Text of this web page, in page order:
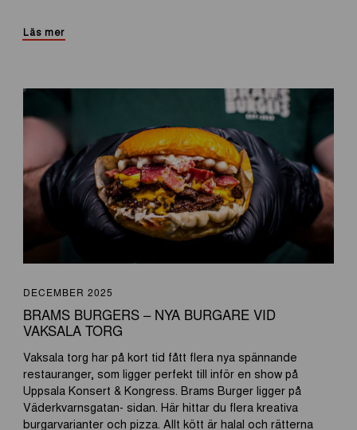
Läs mer
DECEMBER 2025
BRAMS BURGERS – NYA BURGARE VID
VAKSALA TORG
Vaksala torg har på kort tid fått flera nya spännande
restauranger, som ligger perfekt till inför en show på
Uppsala Konsert & Kongress. Brams Burger ligger på
Väderkvarnsgatan- sidan. Här hittar du flera kreativa
burgarvarianter och pizza. Allt kött är halal och rätterna